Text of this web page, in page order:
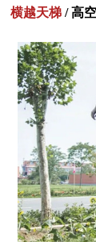
横越天梯 / 高